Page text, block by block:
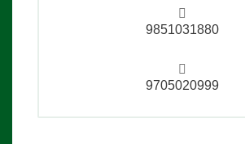
9851031880
9705020999